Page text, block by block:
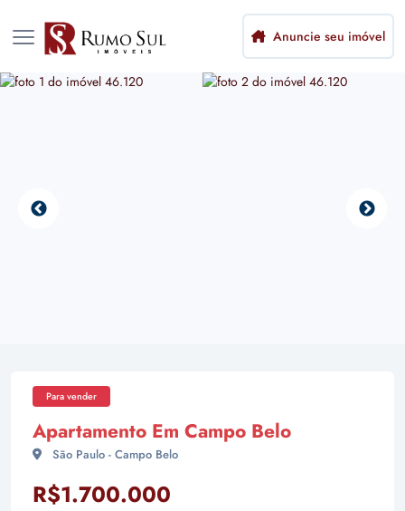
Anuncie seu imóvel
Para vender
Apartamento Em Campo Belo
São Paulo - Campo Belo
R$1.700.000